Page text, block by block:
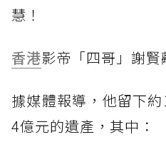
慧！
香港影帝「四哥」謝賢
據媒體報導，他留下
4億元的遺產，其中：